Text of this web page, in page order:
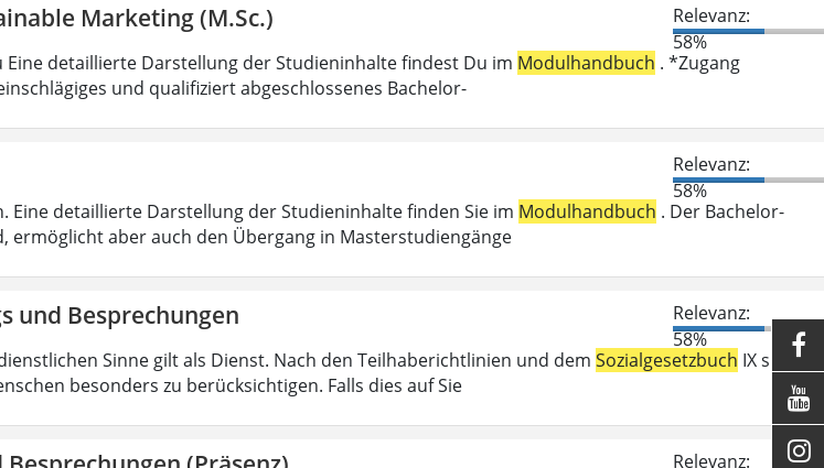
Marketing (M.Sc.)
Relevanz:
58%
detaillierte Darstellung der Studieninhalte findest Du im Modulhandbuch . *Zugang
und qualifiziert abgeschlossenes Bachelor-
Relevanz:
58%
Eine detaillierte Darstellung der Studieninhalte finden Sie im Modulhandbuch . Der Bachelor-
ermöglicht aber auch den Übergang in Masterstudiengänge
und Besprechungen
Relevanz:
58%
Sinne gilt als Dienst. Nach den Teilhaberichtlinien und dem Sozialgesetzbuch IX sind
besonders zu berücksichtigen. Falls dies auf Sie
Relevanz:


